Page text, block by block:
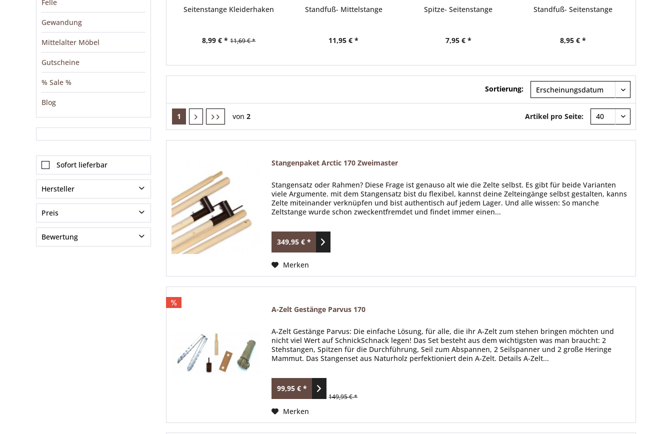
Felle
Gewandung
Mittelalter Möbel
Gutscheine
% Sale %
Blog
Sofort lieferbar
Hersteller
Default
Mittelalter-Zelte24
Mountainhill
Preis
von0,58 €bis999,95 €
Bewertung
Seitenstange Kleiderhaken
8,99 € * 11,69 € *
Standfuß- Mittelstange
11,95 € *
Spitze- Seitenstange
7,95 € *
Standfuß- Seitenstange
8,95 € *
Sortierung:
1 von 2 Artikel pro Seite:
Stangenpaket Arctic 170 Zweimaster
Stangensatz oder Rahmen? Diese Frage ist genauso alt wie die Zelte selbst. Es gibt für beide Varianten
viele Argumente. mit dem Stangensatz bist du flexibel, kannst deine Zelteingänge selbst gestalten, kanns
Zelte miteinander verknüpfen und bist authentisch auf jedem Lager. Und alle wissen: So manche
Zeltstange wurde schon zweckentfremdet und findet immer einen...
349,95 € *
Merken
A-Zelt Gestänge Parvus 170
A-Zelt Gestänge Parvus: Die einfache Lösung, für alle, die ihr A-Zelt zum stehen bringen möchten und
nicht viel Wert auf SchnickSchnack legen! Das Set besteht aus dem wichtigsten was man braucht: 2
Stehstangen, Spitzen für die Durchführung, Seil zum Abspannen, 2 Seilspanner und 2 große Heringe
Mammut. Das Stangenset aus Naturholz perfektioniert dein A-Zelt. Details A-Zelt...
99,95 € *
149,95 € *
Merken